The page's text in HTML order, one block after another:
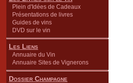
Plein d'Idées de Cadeaux
Présentations de livres
Guides de vins
DVD sur le vin
Les Liens
Annuaire du Vin
Annuaire Sites de Vignerons
Dossier Champagne